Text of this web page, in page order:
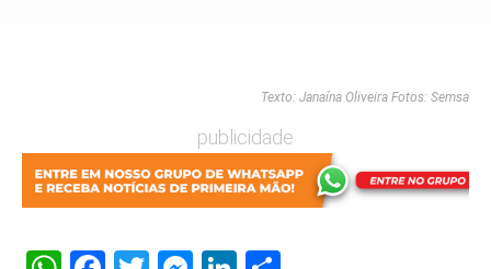
Texto: Janaína Oliveira Fotos: Semsa
publicidade